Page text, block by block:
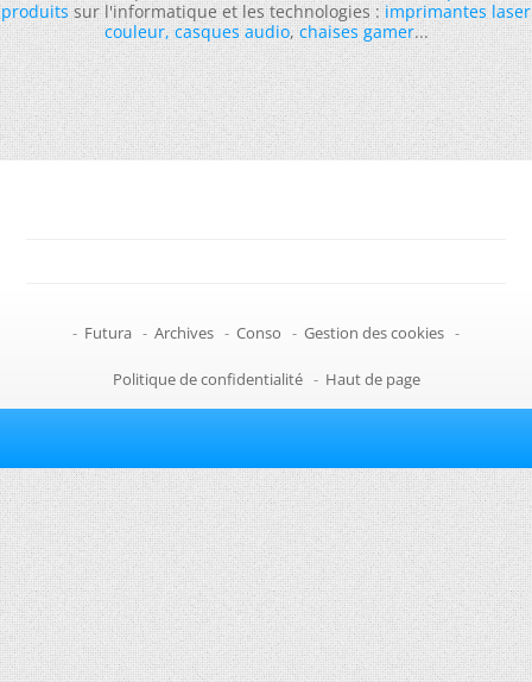
produitssur l'informatique et les technologies :imprimantes laser
couleur,casques audio,chaises gamer...
- Futura - Archives - Conso - Gestion des cookies -
Politique de confidentialité - Haut de page